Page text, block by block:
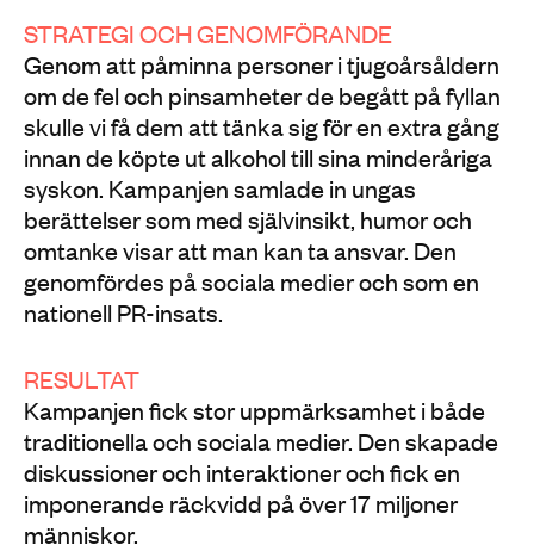
STRATEGI OCH GENOMFÖRANDE
Genom att påminna personer i tjugoårsåldern
om de fel och pinsamheter de begått på fyllan
skulle vi få dem att tänka sig för en extra gång
innan de köpte ut alkohol till sina minderåriga
syskon. Kampanjen samlade in ungas
berättelser som med självinsikt, humor och
omtanke visar att man kan ta ansvar. Den
genomfördes på sociala medier och som en
nationell PR-insats.
RESULTAT
Kampanjen fick stor uppmärksamhet i både
traditionella och sociala medier. Den skapade
diskussioner och interaktioner och fick en
imponerande räckvidd på över 17 miljoner
människor.